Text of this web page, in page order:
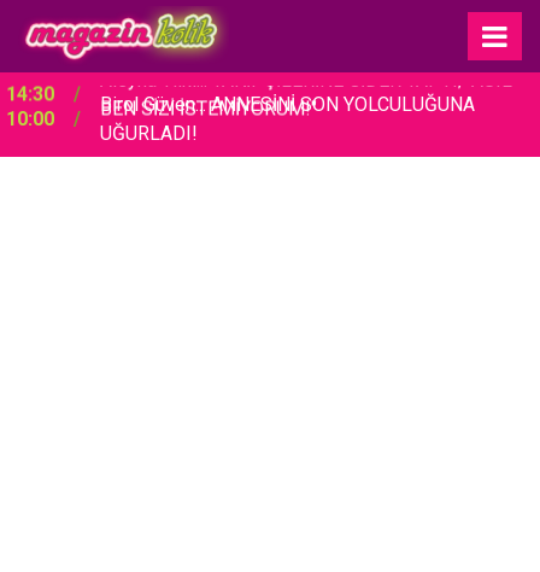
10:00
Birol Güven... ANNESİNİ SON YOLCULUĞUNA
UĞURLADI!